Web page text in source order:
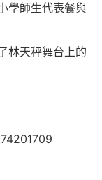
學師生代表餐與
林天秤舞台上的